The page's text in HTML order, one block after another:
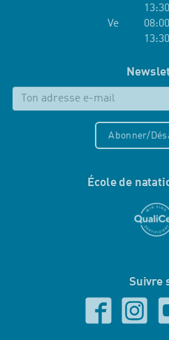
13:30 -
Ve 08:00
13:30 -
Abonner/
École de
Suivre